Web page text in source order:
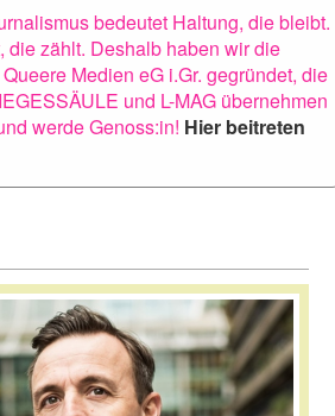
bedeutet Haltung, die bleibt.
die zählt. Deshalb haben wir die
Medien eG i.Gr. gegründet, die
und L-MAG übernehmen
werde Genoss:in! Hier beitreten